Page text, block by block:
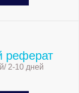
реферат
2-10 дней